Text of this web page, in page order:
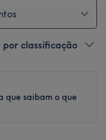
classificação
que saibam o que